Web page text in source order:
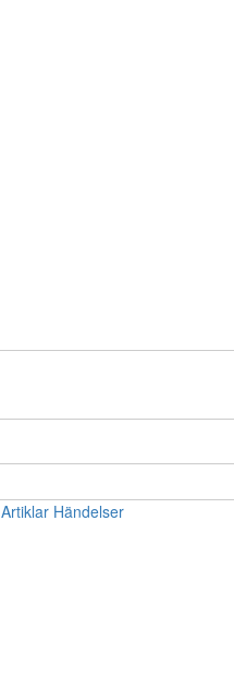
Artiklar Händelser